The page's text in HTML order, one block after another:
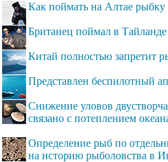
Как поймать на Алтае рыбку
Британец поймал в
Китай полностью запретит
Представлен беспилотный
Снижение уловов
связано с потеплением
Определение рыб по
на историю рыболовства в